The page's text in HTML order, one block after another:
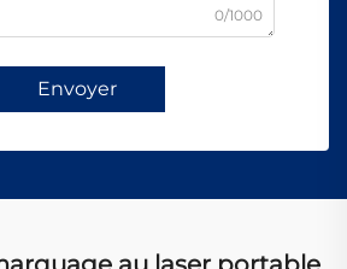
0/1000
Envoyer